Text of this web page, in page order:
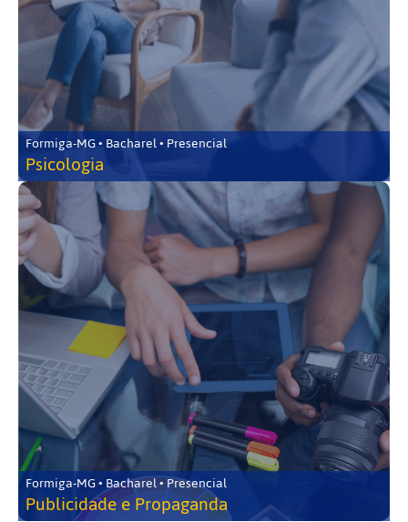
Formiga-MG • Bacharel • Presencial
Psicologia
Formiga-MG • Bacharel • Presencial
Publicidade e Propaganda